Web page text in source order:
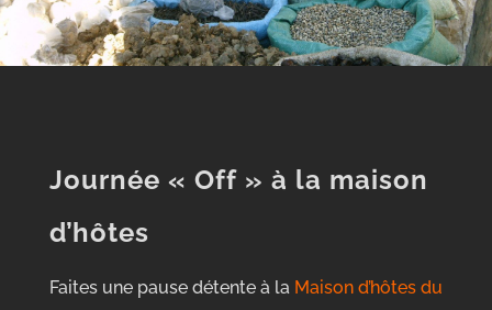
Journée « Off » à la maison
d’hôtes
Faites une pause détente à la Maison d’hôtes du